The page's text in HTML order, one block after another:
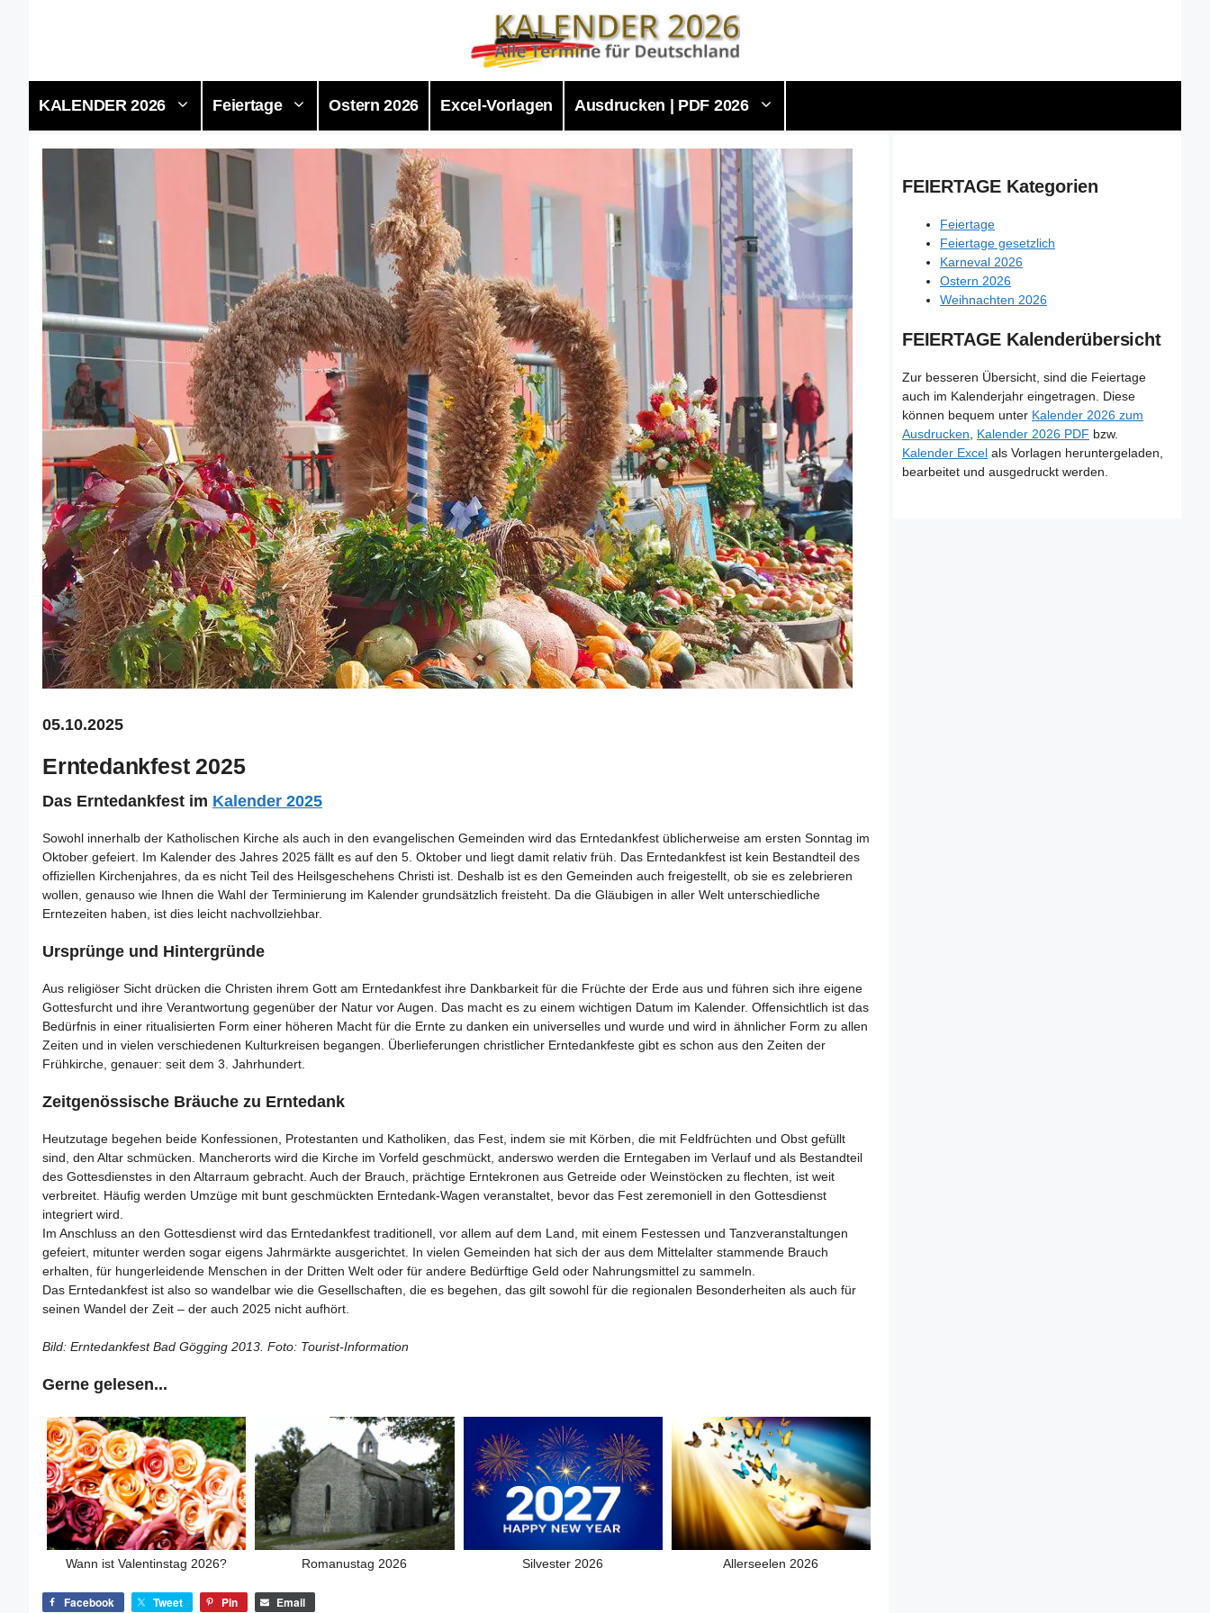
KALENDER 2026 Feiertage Ostern 2026 Excel-Vorlagen Ausdrucken | PDF 2026
05.10.2025
Erntedankfest 2025
Das Erntedankfest im Kalender 2025
Sowohl innerhalb der Katholischen Kirche als auch in den evangelischen Gemeinden wird das Erntedankfest üblicherweise am ersten Sonntag im
Oktober gefeiert. Im Kalender des Jahres 2025 fällt es auf den 5. Oktober und liegt damit relativ früh. Das Erntedankfest ist kein Bestandteil des
offiziellen Kirchenjahres, da es nicht Teil des Heilsgeschehens Christi ist. Deshalb ist es den Gemeinden auch freigestellt, ob sie es zelebrieren
wollen, genauso wie Ihnen die Wahl der Terminierung im Kalender grundsätzlich freisteht. Da die Gläubigen in aller Welt unterschiedliche
Erntezeiten haben, ist dies leicht nachvollziehbar.
Ursprünge und Hintergründe
Aus religiöser Sicht drücken die Christen ihrem Gott am Erntedankfest ihre Dankbarkeit für die Früchte der Erde aus und führen sich ihre eigene
Gottesfurcht und ihre Verantwortung gegenüber der Natur vor Augen. Das macht es zu einem wichtigen Datum im Kalender. Offensichtlich ist das
Bedürfnis in einer ritualisierten Form einer höheren Macht für die Ernte zu danken ein universelles und wurde und wird in ähnlicher Form zu allen
Zeiten und in vielen verschiedenen Kulturkreisen begangen. Überlieferungen christlicher Erntedankfeste gibt es schon aus den Zeiten der
Frühkirche, genauer: seit dem 3. Jahrhundert.
Zeitgenössische Bräuche zu Erntedank
Heutzutage begehen beide Konfessionen, Protestanten und Katholiken, das Fest, indem sie mit Körben, die mit Feldfrüchten und Obst gefüllt
sind, den Altar schmücken. Mancherorts wird die Kirche im Vorfeld geschmückt, anderswo werden die Erntegaben im Verlauf und als Bestandteil
des Gottesdienstes in den Altarraum gebracht. Auch der Brauch, prächtige Erntekronen aus Getreide oder Weinstöcken zu flechten, ist weit
verbreitet. Häufig werden Umzüge mit bunt geschmückten Erntedank-Wagen veranstaltet, bevor das Fest zeremoniell in den Gottesdienst
integriert wird.
Im Anschluss an den Gottesdienst wird das Erntedankfest traditionell, vor allem auf dem Land, mit einem Festessen und Tanzveranstaltungen
gefeiert, mitunter werden sogar eigens Jahrmärkte ausgerichtet. In vielen Gemeinden hat sich der aus dem Mittelalter stammende Brauch
erhalten, für hungerleidende Menschen in der Dritten Welt oder für andere Bedürftige Geld oder Nahrungsmittel zu sammeln.
Das Erntedankfest ist also so wandelbar wie die Gesellschaften, die es begehen, das gilt sowohl für die regionalen Besonderheiten als auch für
seinen Wandel der Zeit – der auch 2025 nicht aufhört.
Bild: Erntedankfest Bad Gögging 2013. Foto: Tourist-Information
Gerne gelesen...
Wann ist Valentinstag 2026? Romanustag 2026 Silvester 2026 Allerseelen 2026
Facebook Tweet Pin Email
FEIERTAGE Kategorien
Feiertage
Feiertage gesetzlich
Karneval 2026
Ostern 2026
Weihnachten 2026
FEIERTAGE Kalenderübersicht
Zur besseren Übersicht, sind die Feiertage
auch im Kalenderjahr eingetragen. Diese
können bequem unter Kalender 2026 zum
Ausdrucken
Kalender 2026 PDF bzw.
Kalender Excel als Vorlagen heruntergeladen,
bearbeitet und ausgedruckt werden.